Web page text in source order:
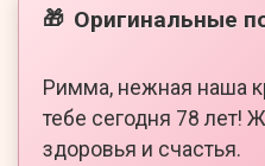
🎁 Оригинальные
Римма, нежная наша
тебе сегодня 78 лет!
здоровья и счастья.